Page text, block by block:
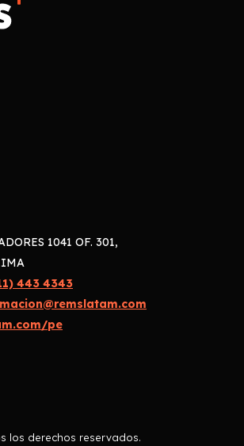
1041 OF. 301,
443 4343
pe
los derechos reservados.